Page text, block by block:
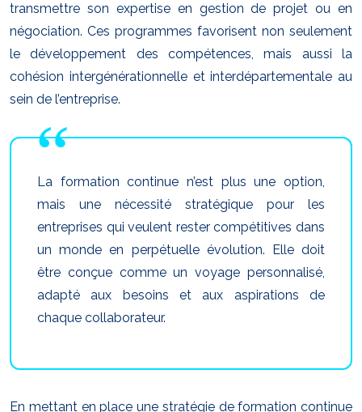
transmettre son expertise en gestion de projet ou en
négociation. Ces programmes favorisent non seulement
le développement des compétences, mais aussi la
cohésion intergénérationnelle et interdépartementale au
sein de l’entreprise.
La formation continue n’est plus une option,
mais une nécessité stratégique pour les
entreprises qui veulent rester compétitives dans
un monde en perpétuelle évolution. Elle doit
être conçue comme un voyage personnalisé,
adapté aux besoins et aux aspirations de
chaque collaborateur.
En mettant en place une stratégie de formation continue